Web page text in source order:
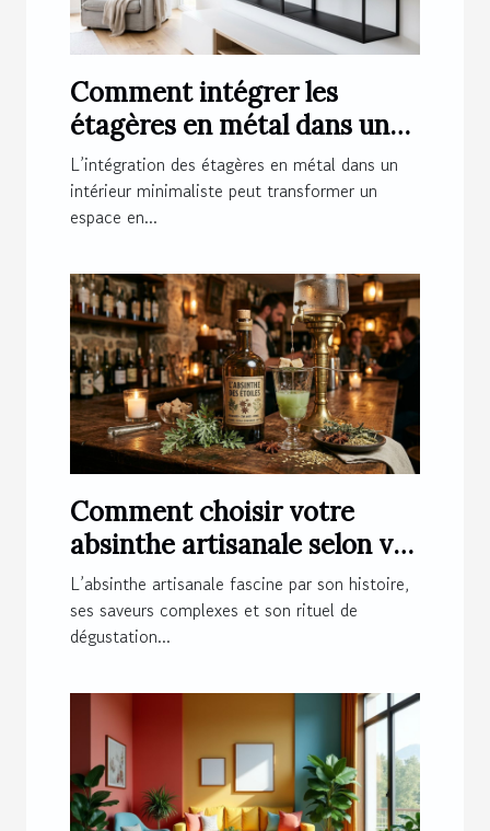
Comment intégrer les
étagères en métal dans un
intérieur minimaliste ?
L’intégration des étagères en métal dans un
intérieur minimaliste peut transformer un
espace en...
Comment choisir votre
absinthe artisanale selon vos
préférences ?
L’absinthe artisanale fascine par son histoire,
ses saveurs complexes et son rituel de
dégustation...